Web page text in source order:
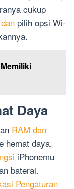
cukup
pilih opsi Wi-
Daya
RAM dan
hemat daya.
iPhonemu
baterai.
Pengaturan